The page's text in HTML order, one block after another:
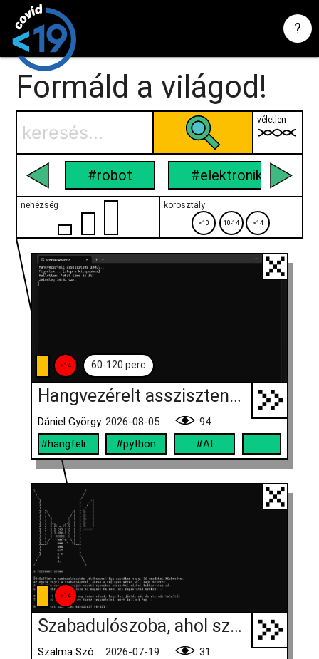
?
Formáld a világod!
véletlen
#robot #elektronika
nehézség korosztály
<10 10-14 >14
>14 60-120 perc
Hangvezérelt asszisztens Pythonban
Dániel György 2026-08-05
94
#hangfelismerés
#python #AI ...
>14
Szabadulószoba, ahol szabadítasz
Szalma Szófia 2026-07-19
31